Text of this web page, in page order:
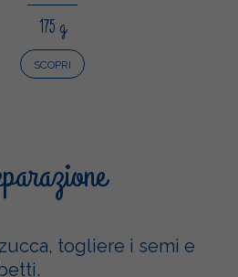
175 g
SCOPRI
togliere i semi e